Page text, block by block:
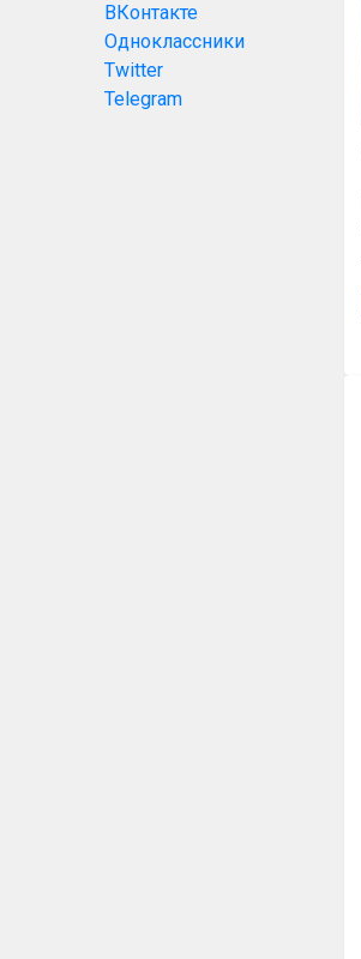
ВКонтакте
Одноклассники
Twitter
Telegram